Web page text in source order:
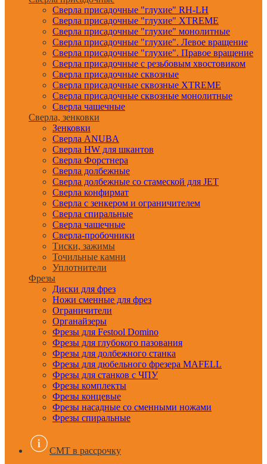
Сверла присадочные "глухие" RH-LH
Сверла присадочные "глухие" XTREME
Сверла присадочные "глухие" монолитные
Сверла присадочные "глухие". Левое вращение
Сверла присадочные "глухие". Правое вращение
Сверла присадочные с резьбовым хвостовиком
Сверла присадочные сквозные
Сверла присадочные сквозные XTREME
Сверла присадочные сквозные монолитные
Сверла чашечные
Сверла, зенковки
Зенковки
Сверла ANUBA
Сверла HW для шкантов
Сверла Форстнера
Сверла долбежные
Сверла долбежные со стамеской для JET
Сверла конфирмат
Сверла с зенкером и ограничителем
Сверла спиральные
Сверла чашечные
Сверла-пробочники
Тиски, зажимы
Точильные камни
Уплотнители
Фрезы
Диски для фрез
Ножи сменные для фрез
Ограничители
Органайзеры
Фрезы для Festool Domino
Фрезы для глубокого пазования
Фрезы для долбежного станка
Фрезы для дюбельного фрезера MAFELL
Фрезы для станков с ЧПУ
Фрезы комплекты
Фрезы концевые
Фрезы насадные со сменными ножами
Фрезы спиральные
CMT в рассрочку